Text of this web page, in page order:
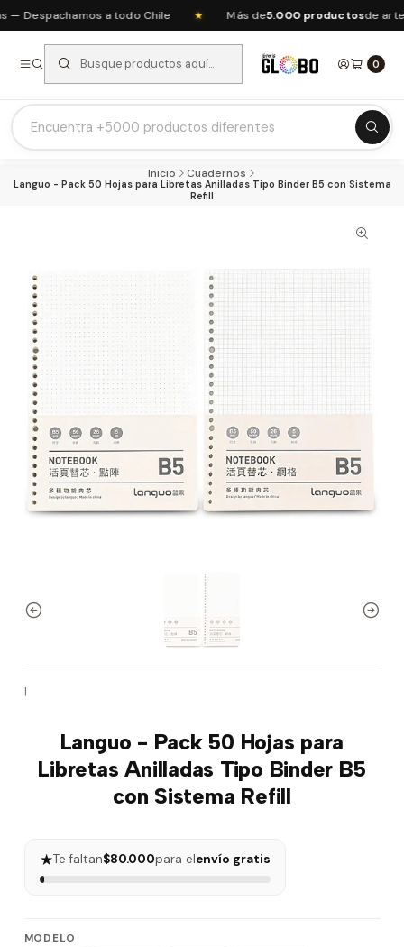
Despachamos a todo Chile Más de 5.000 productosde arte,
0
Ofertas del mes
Papeleria Escolar y Oficina
Juguetería
Nuestras Marcas
Inicio Cuadernos
Languo - Pack 50 Hojas para Libretas Anilladas Tipo Binder B5 con Sistema
Refill
|
Languo - Pack 50 Hojas para
Libretas Anilladas Tipo Binder B5
con Sistema Refill
★Te faltan$80.000para elenvío gratis
MODELO